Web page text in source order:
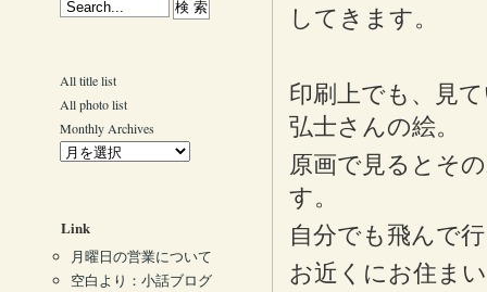
してきます。
印刷上でも、見
弘士さんの絵。
原画で見るとそ
す。
自分でも飛んで
お近くにお住ま
All title list
All photo list
Monthly Archives
Link
月曜日の営業について
空白より：小話ブログ